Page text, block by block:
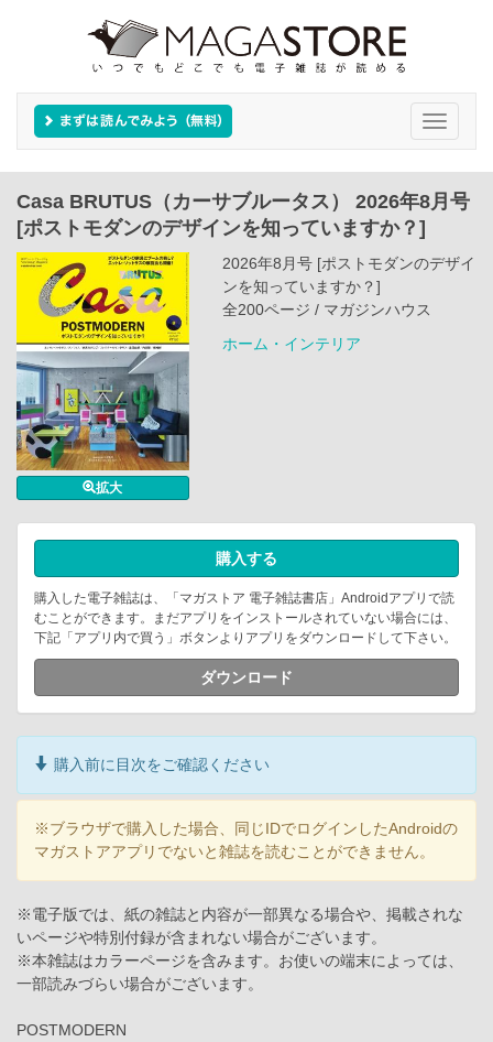
Toggle
Casa BRUTUS（カーサブルータス） 2026年8月号
[ポストモダンのデザインを知っていますか？]
拡大
2026年8月号 [ポストモダンのデザイ
ンを知っていますか？]
全200ページ / マガジンハウス
ホーム・インテリア
購入する
購入した電子雑誌は、「マガストア 電子雑誌書店」Androidアプリで読
むことができます。まだアプリをインストールされていない場合には、
下記「アプリ内で買う」ボタンよりアプリをダウンロードして下さい。
ダウンロード
購入前に目次をご確認ください
※ブラウザで購入した場合、同じIDでログインしたAndroidの
マガストアアプリでないと雑誌を読むことができません。
※電子版では、紙の雑誌と内容が一部異なる場合や、掲載されな
いページや特別付録が含まれない場合がございます。
※本雑誌はカラーページを含みます。お使いの端末によっては、
一部読みづらい場合がございます。
POSTMODERN